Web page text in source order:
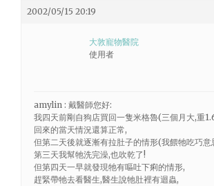
2002/05/15 20:19
大敦寵物醫院
使用者
amylin : 戴醫師您好:
我四天前剛自狗店買回一隻米格魯(三個月大,重
回來的當天情況還算正常,
但第二天後就逐漸有拉肚子的情形(我餵牠吃巧意
第三天我幫牠洗完澡,也吹乾了!
但第四天一早就發現牠有嘔吐下痢的情形,
趕緊帶牠去看醫生,醫生說牠肚裡有迴蟲,